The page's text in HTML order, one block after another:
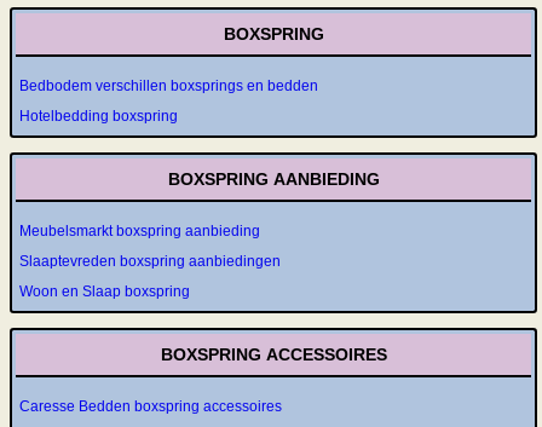
BOXSPRING
Bedbodem verschillen boxsprings en bedden
Hotelbedding boxspring
BOXSPRING AANBIEDING
Meubelsmarkt boxspring aanbieding
Slaaptevreden boxspring aanbiedingen
Woon en Slaap boxspring
BOXSPRING ACCESSOIRES
Caresse Bedden boxspring accessoires